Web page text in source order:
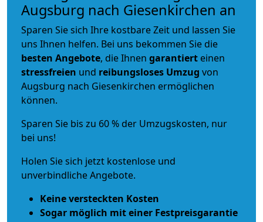
Augsburg nach Giesenkirchen an
Sparen Sie sich Ihre kostbare Zeit und lassen Sie
uns Ihnen helfen. Bei uns bekommen Sie die
besten Angebote, die Ihnen garantiert einen
stressfreien und reibungsloses Umzug von
Augsburg nach Giesenkirchen ermöglichen
können.
Sparen Sie bis zu 60 % der Umzugskosten, nur
bei uns!
Holen Sie sich jetzt kostenlose und
unverbindliche Angebote.
Keine versteckten Kosten
Sogar möglich mit einer Festpreisgarantie